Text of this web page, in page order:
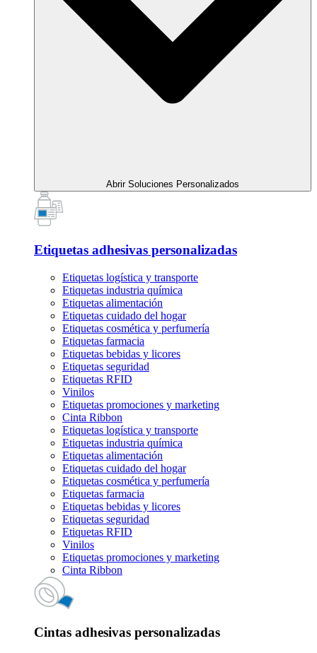
Abrir Soluciones Personalizados
Etiquetas adhesivas personalizadas
Etiquetas logística y transporte
Etiquetas industria química
Etiquetas alimentación
Etiquetas cuidado del hogar
Etiquetas cosmética y perfumería
Etiquetas farmacia
Etiquetas bebidas y licores
Etiquetas seguridad
Etiquetas RFID
Vinilos
Etiquetas promociones y marketing
Cinta Ribbon
Etiquetas logística y transporte
Etiquetas industria química
Etiquetas alimentación
Etiquetas cuidado del hogar
Etiquetas cosmética y perfumería
Etiquetas farmacia
Etiquetas bebidas y licores
Etiquetas seguridad
Etiquetas RFID
Vinilos
Etiquetas promociones y marketing
Cinta Ribbon
Cintas adhesivas personalizadas